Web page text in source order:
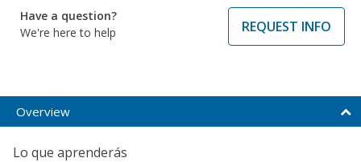
Have a question?
We're here to help
REQUEST INFO
Overview
Lo que aprenderás